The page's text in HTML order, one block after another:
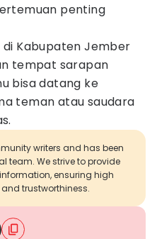
penting
Kabupaten Jember
tempat sarapan
bisa datang ke
teman atau saudara
writers and has been
team. We strive to provide
ensuring high
trustworthiness.